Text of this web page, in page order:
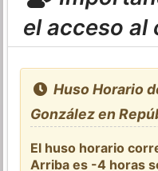
el acceso al
Huso Horario
González en
El huso horario
Arriba es -4 horas